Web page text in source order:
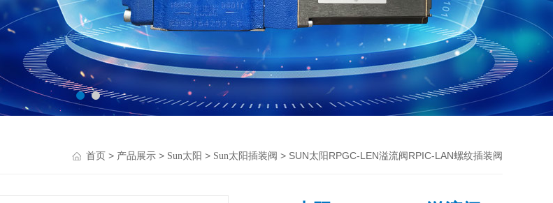
首页 > 产品展示 > Sun太阳 > Sun太阳插装阀 > SUN太阳RPGC-LEN溢流阀RPIC-LAN螺纹插装阀